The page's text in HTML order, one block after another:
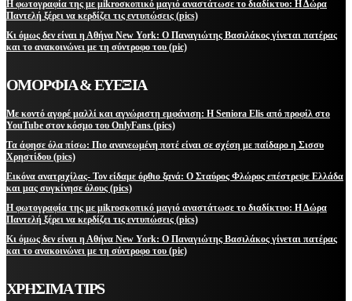
Η φωτογραφία της με μikroσκοπικό μαγιό αναστάτωσε το διαδίκτυο: Η Δώρα
Παντελή ξέρει να κερδίζει τις εντυπώσεις (pics)
Κι όμως δεν είναι η Αθήνα New York: Ο Παναγιώτης Βασιλάκος γίνεται πατέρας
και το ανακοινώνει με τη σύντροφο του (pic)
ΟΜΟΡΦΙΑ & ΕΥΕΞΙΑ
Με κοντό αγορέ μαλλί και αγνώριστη εμφάνιση: Η Seniora Elis από προφίλ στο
YouTube στον κόσμο του OnlyFans (pics)
Τα άφησε όλα πίσω: Πιο ανανεωμένη ποτέ είναι σε σχέση με παίδαρο η Σισσυ
Χρηστίδου (pics)
Εικόνα ανατριχίλας- Τον είδαμε όρθιο ξανά: Ο Σταύρος Φλώρος επέστρεψε Ελλάδα
και μας συγκίνησε όλους (pics)
Η φωτογραφία της με μikroσκοπικό μαγιό αναστάτωσε το διαδίκτυο: Η Δώρα
Παντελή ξέρει να κερδίζει τις εντυπώσεις (pics)
Κι όμως δεν είναι η Αθήνα New York: Ο Παναγιώτης Βασιλάκος γίνεται πατέρας
και το ανακοινώνει με τη σύντροφο του (pic)
ΧΡΗΣΙΜΑ TIPS